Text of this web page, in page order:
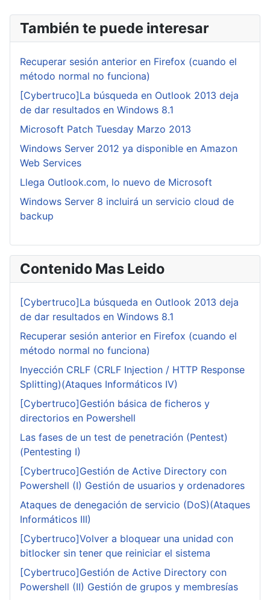
También te puede interesar
Recuperar sesión anterior en Firefox (cuando el
método normal no funciona)
[Cybertruco]La búsqueda en Outlook 2013 deja
de dar resultados en Windows 8.1
Microsoft Patch Tuesday Marzo 2013
Windows Server 2012 ya disponible en Amazon
Web Services
Llega Outlook.com, lo nuevo de Microsoft
Windows Server 8 incluirá un servicio cloud de
backup
Contenido Mas Leido
[Cybertruco]La búsqueda en Outlook 2013 deja
de dar resultados en Windows 8.1
Recuperar sesión anterior en Firefox (cuando el
método normal no funciona)
Inyección CRLF (CRLF Injection / HTTP Response
Splitting)(Ataques Informáticos IV)
[Cybertruco]Gestión básica de ficheros y
directorios en Powershell
Las fases de un test de penetración (Pentest)
(Pentesting I)
[Cybertruco]Gestión de Active Directory con
Powershell (I) Gestión de usuarios y ordenadores
Ataques de denegación de servicio (DoS)(Ataques
Informáticos III)
[Cybertruco]Volver a bloquear una unidad con
bitlocker sin tener que reiniciar el sistema
[Cybertruco]Gestión de Active Directory con
Powershell (II) Gestión de grupos y membresías